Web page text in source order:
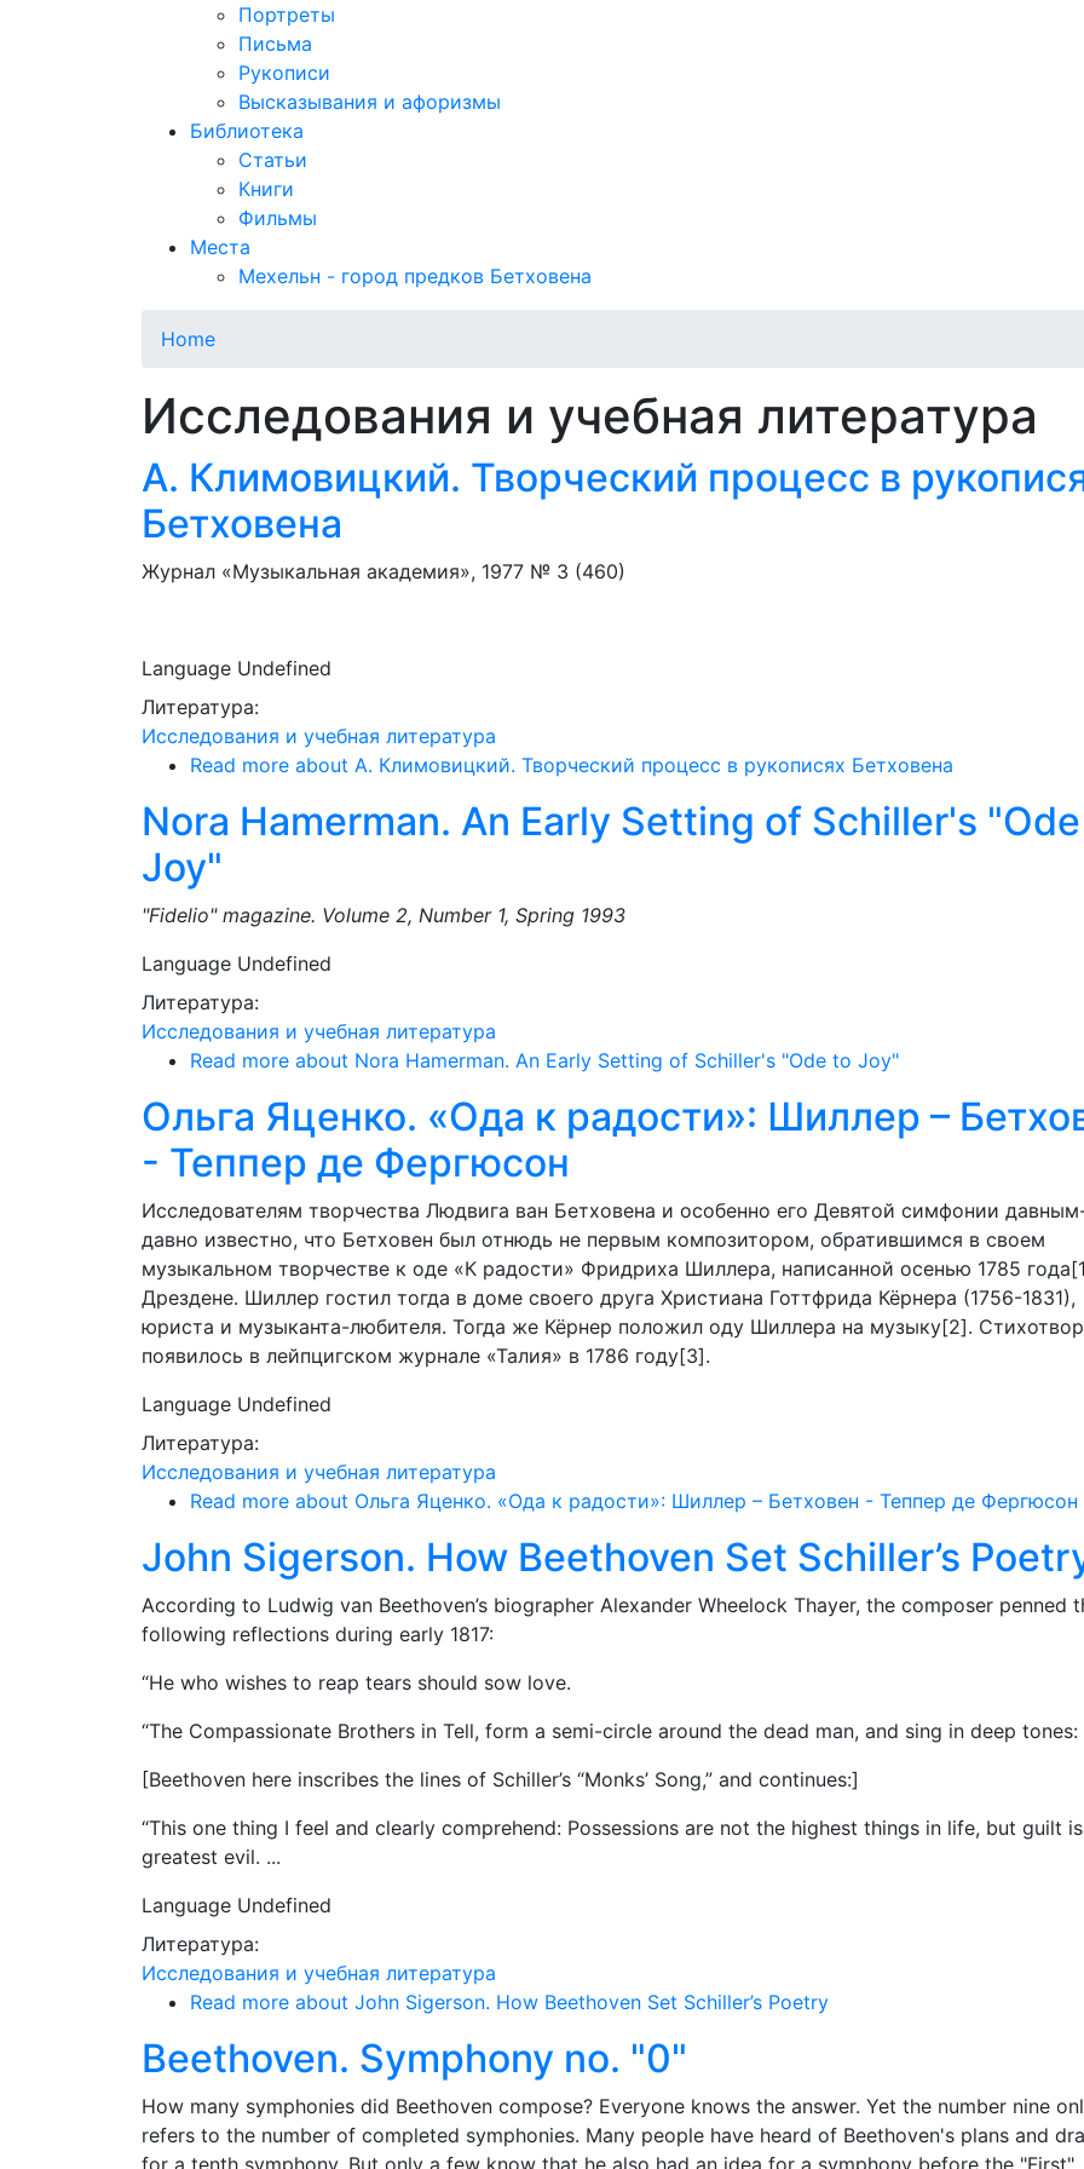
Портреты
Письма
Рукописи
Высказывания и афоризмы
Библиотека
Статьи
Книги
Фильмы
Места
Мехельн - город предков Бетховена
Home
Исследования и учебная литература
А. Климовицкий. Творческий процесс в
Бетховена
Журнал «Музыкальная академия», 1977 № 3 (460)
Language Undefined
Литература:
Исследования и учебная литература
Read more about А. Климовицкий. Творческий процесс в рукописях Бетховена
Nora Hamerman. An Early Setting of Schiller's
Joy"
"Fidelio" magazine. Volume 2, Number 1, Spring 1993
Language Undefined
Литература:
Исследования и учебная литература
Read more about Nora Hamerman. An Early Setting of Schiller's "Ode to Joy"
Ольга Яценко. «Ода к радости»: Шиллер –
- Теппер де Фергюсон
Исследователям творчества Людвига ван Бетховена и особенно его Девятой симфонии
давно известно, что Бетховен был отнюдь не первым композитором, обратившимся в своем
музыкальном творчестве к оде «К радости» Фридриха Шиллера, написанной осенью 1785
Дрездене. Шиллер гостил тогда в доме своего друга Христиана Готтфрида Кёрнера (1756-1831),
юриста и музыканта-любителя. Тогда же Кёрнер положил оду Шиллера на музыку[2].
появилось в лейпцигском журнале «Талия» в 1786 году[3].
Language Undefined
Литература:
Исследования и учебная литература
Read more about Ольга Яценко. «Ода к радости»: Шиллер – Бетховен - Теппер де Фергюсон
John Sigerson. How Beethoven Set Schiller’s
Аccording to Ludwig van Beethoven’s biographer Alexander Wheelock Thayer, the composer penned
following reflections during early 1817:
“He who wishes to reap tears should sow love.
“The Compassionate Brothers in Tell, form a semi-circle around the dead man, and sing in deep tones:
[Beethoven here inscribes the lines of Schiller’s “Monks’ Song,” and continues:]
“This one thing I feel and clearly comprehend: Possessions are not the highest things in life, but guilt
greatest evil. ...
Language Undefined
Литература:
Исследования и учебная литература
Read more about John Sigerson. How Beethoven Set Schiller’s Poetry
Beethoven. Symphony no. "0"
How many symphonies did Beethoven compose? Everyone knows the answer. Yet the number nine
refers to the number of completed symphonies. Many people have heard of Beethoven's plans and
for a tenth symphony. But only a few know that he also had an idea for a symphony before the "First".